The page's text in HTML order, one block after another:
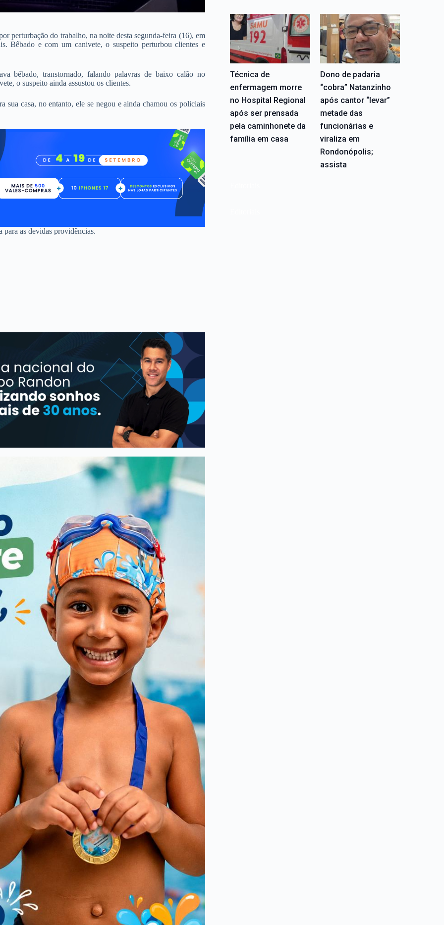
perturbação do trabalho, na noite desta segunda-feira (16), em
Bêbado e com um canivete, o suspeito perturbou clientes e
bêbado, transtornado, falando palavras de baixo calão no
o suspeito ainda assustou os clientes.
sua casa, no entanto, ele se negou e ainda chamou os policiais
as devidas providências.
Técnica de
enfermagem morre
no Hospital Regional
após ser prensada
pela caminhonete da
família em casa
Dono de padaria
“cobra” Natanzinho
após cantor “levar”
metade das
funcionárias e
viraliza em
Rondonópolis;
assista